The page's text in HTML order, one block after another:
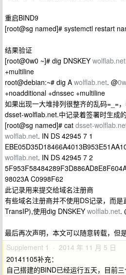
重启BIND9
[root@sg named]# systemctl restart
结果验证
[root@0w0 ~]# dig DNSKEY wolflab.net
+multiline
root@debian:~# dig A wolflab.net. @
+noadditional +dnssec +multiline
如果出现一大堆排列很整齐的乱码=_=
dsset-wolflab.net.中记录着签署时生成
[root@sg named]# cat dsset-
wolflab.net. IN DS 42945 7 1
wolflab.net. IN DS 42945 7 2
98023A C0998F62
此记录用来提交给域名注册商
有些域名注册商并不使用DS记录，而是
TransIP),使用dig DNSKEY wolflab.net.
最后再次声明，本文可以随意转载，但
Supplement 1 · 2014 年 11 月 5 日
20141105补充：
自己搭建的BIND已经运行五天，目前